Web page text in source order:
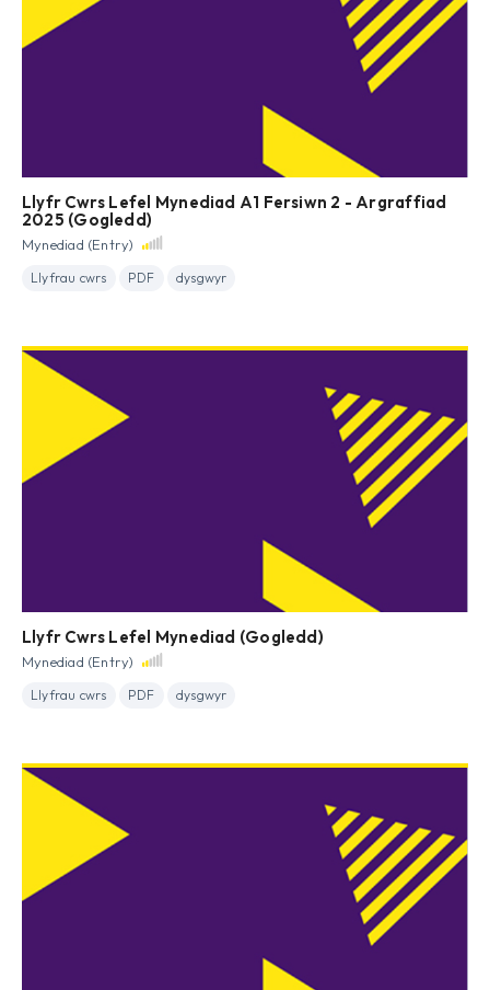
Llyfr Cwrs Lefel Mynediad A1 Fersiwn 2 - Argraffiad
2025 (Gogledd)
Mynediad (Entry)
Llyfrau cwrs PDF dysgwyr
Llyfr Cwrs Lefel Mynediad (Gogledd)
Mynediad (Entry)
Llyfrau cwrs PDF dysgwyr